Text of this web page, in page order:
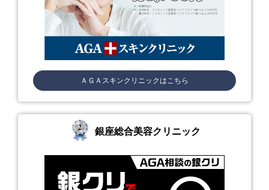
ＡＧＡスキンクリニックはこちら
銀座総合美容クリニック